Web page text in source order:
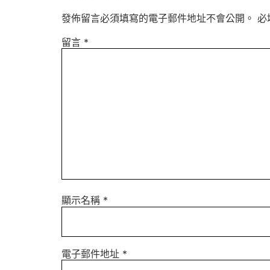
發佈留言必須填寫的電子郵件地址不會公開。 必
留言 *
顯示名稱 *
電子郵件地址 *